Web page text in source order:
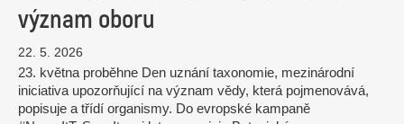
význam oboru
22. 5. 2026
23. května proběhne Den uznání taxonomie, mezinárodní
iniciativa upozorňující na význam vědy, která pojmenovává,
popisuje a třídí organismy. Do evropské kampaně